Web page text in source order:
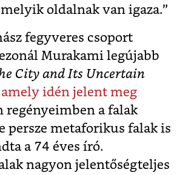
oldalnak van igaza.”
fegyveres csoport
Murakami legújabb
City and Its Uncertain
amely idén jelent meg
regényeimben a falak
persze metaforikus falak is
a 74 éves író.
nagyon jelentőségteljes